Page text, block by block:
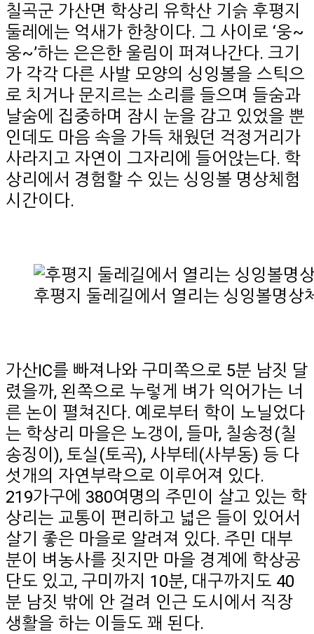
칠곡군 가산면 학상리 유학산 기슭 후평지
둘레에는 억새가 한창이다. 그 사이로 ‘웅~
웅~’하는 은은한 울림이 퍼져나간다. 크기
가 각각 다른 사발 모양의 싱잉볼을 스틱으
로 치거나 문지르는 소리를 들으며 들숨과
날숨에 집중하며 잠시 눈을 감고 있었을 뿐
인데도 마음 속을 가득 채웠던 걱정거리가
사라지고 자연이 그자리에 들어앉는다. 학
상리에서 경험할 수 있는 싱잉볼 명상체험
시간이다.
후평지 둘레길에서 열리는 싱잉볼명상
가산IC를 빠져나와 구미쪽으로 5분 남짓 달
렸을까, 왼쪽으로 누렇게 벼가 익어가는 너
른 논이 펼쳐진다. 예로부터 학이 노닐었다
는 학상리 마을은 노갱이, 들마, 칠송정(칠
송징이), 토실(토곡), 사부테(사부동) 등 다
섯개의 자연부락으로 이루어져 있다.
219가구에 380여명의 주민이 살고 있는 학
상리는 교통이 편리하고 넓은 들이 있어서
살기 좋은 마을로 알려져 있다. 주민 대부
분이 벼농사를 짓지만 마을 경계에 학상공
단도 있고, 구미까지 10분, 대구까지도 40
분 남짓 밖에 안 걸려 인근 도시에서 직장
생활을 하는 이들도 꽤 된다.